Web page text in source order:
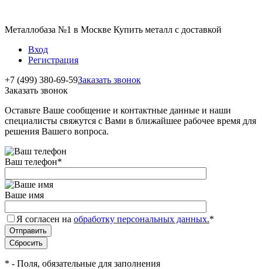
Металлобаза №1 в Москве Купить металл с доставкой
Вход
Регистрация
+7 (499) 380-69-59Заказать звонок
Заказать звонок
Оставьте Ваше сообщение и контактные данные и наши
специалисты свяжутся с Вами в ближайшее рабочее время для
решения Вашего вопроса.
Ваш телефон*
Ваше имя
Я согласен на обработку персональных данных.*
* - Поля, обязательные для заполнения